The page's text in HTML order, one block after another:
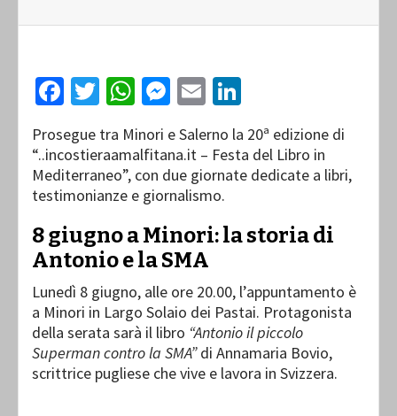
Facebook
Twitter
WhatsApp
Messenger
Email
Prosegue tra Minori e Salerno la 20ª edizione di
“..incostieraamalfitana.it – Festa del Libro in
Mediterraneo”, con due giornate dedicate a libri,
testimonianze e giornalismo.
8 giugno a Minori: la storia di
Antonio e la SMA
Lunedì 8 giugno, alle ore 20.00, l’appuntamento è
a Minori in Largo Solaio dei Pastai. Protagonista
della serata sarà il libro “Antonio il piccolo
Superman contro la SMA”di Annamaria Bovio,
scrittrice pugliese che vive e lavora in Svizzera.